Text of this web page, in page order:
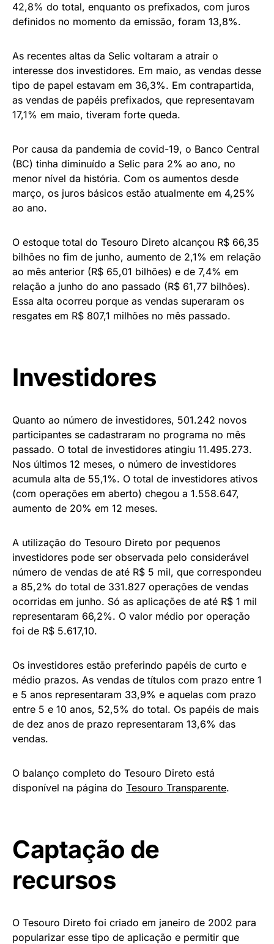
42,8% do total, enquanto os prefixados, com juros
definidos no momento da emissão, foram 13,8%.
As recentes altas da Selic voltaram a atrair o
interesse dos investidores. Em maio, as vendas desse
tipo de papel estavam em 36,3%. Em contrapartida,
as vendas de papéis prefixados, que representavam
17,1% em maio, tiveram forte queda.
Por causa da pandemia de covid-19, o Banco Central
(BC) tinha diminuído a Selic para 2% ao ano, no
menor nível da história. Com os aumentos desde
março, os juros básicos estão atualmente em 4,25%
ao ano.
O estoque total do Tesouro Direto alcançou R$ 66,35
bilhões no fim de junho, aumento de 2,1% em relação
ao mês anterior (R$ 65,01 bilhões) e de 7,4% em
relação a junho do ano passado (R$ 61,77 bilhões).
Essa alta ocorreu porque as vendas superaram os
resgates em R$ 807,1 milhões no mês passado.
Investidores
Quanto ao número de investidores, 501.242 novos
participantes se cadastraram no programa no mês
passado. O total de investidores atingiu 11.495.273.
Nos últimos 12 meses, o número de investidores
acumula alta de 55,1%. O total de investidores ativos
(com operações em aberto) chegou a 1.558.647,
aumento de 20% em 12 meses.
A utilização do Tesouro Direto por pequenos
investidores pode ser observada pelo considerável
número de vendas de até R$ 5 mil, que correspondeu
a 85,2% do total de 331.827 operações de vendas
ocorridas em junho. Só as aplicações de até R$ 1 mil
representaram 66,2%. O valor médio por operação
foi de R$ 5.617,10.
Os investidores estão preferindo papéis de curto e
médio prazos. As vendas de títulos com prazo entre 1
e 5 anos representaram 33,9% e aquelas com prazo
entre 5 e 10 anos, 52,5% do total. Os papéis de mais
de dez anos de prazo representaram 13,6% das
vendas.
O balanço completo do Tesouro Direto está
disponível na página do Tesouro Transparente.
Captação de
recursos
O Tesouro Direto foi criado em janeiro de 2002 para
popularizar esse tipo de aplicação e permitir que